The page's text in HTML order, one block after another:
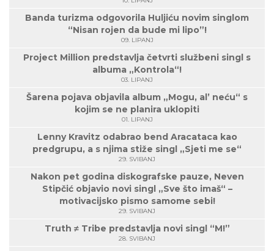
Banda turizma odgovorila Huljiću novim singlom
“Nisan rojen da bude mi lipo”!
09. LIPANJ
Project Million predstavlja četvrti službeni singl s
albuma „Kontrola“!
03. LIPANJ
Šarena pojava objavila album „Mogu, al’ neću“ s
kojim se ne planira uklopiti
01. LIPANJ
Lenny Kravitz odabrao bend Aracataca kao
predgrupu, a s njima stiže singl „Sjeti me se“
29. SVIBANJ
Nakon pet godina diskografske pauze, Neven
Stipčić objavio novi singl „Sve što imaš“ –
motivacijsko pismo samome sebi!
29. SVIBANJ
Truth ≠ Tribe predstavlja novi singl “M!”
28. SVIBANJ